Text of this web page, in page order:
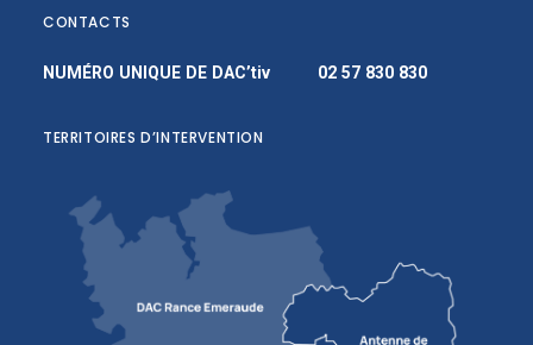
CONTACTS
NUMÉRO UNIQUE DE DAC’tiv 02 57 830 830
TERRITOIRES D’INTERVENTION